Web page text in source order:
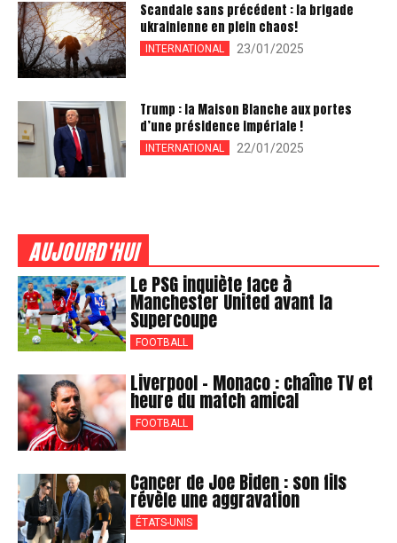
Scandale sans précédent : la brigade
ukrainienne en plein chaos!
INTERNATIONAL 23/01/2025
Trump : la Maison Blanche aux portes
d’une présidence impériale !
INTERNATIONAL 22/01/2025
AUJOURD'HUI
Le PSG inquiète face à
Manchester United avant la
Supercoupe
FOOTBALL
Liverpool – Monaco : chaîne TV et
heure du match amical
FOOTBALL
Cancer de Joe Biden : son fils
révèle une aggravation
ÉTATS-UNIS